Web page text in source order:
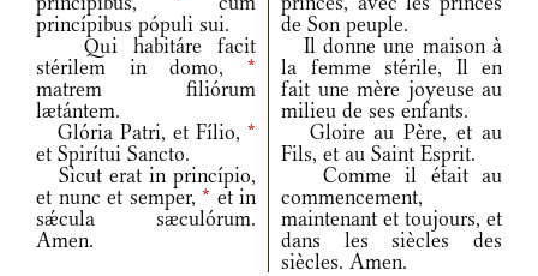
princípibus pópuli sui.
de Son peuple.
Qui habitáre facit
stérilem in domo, *
matrem filiórum
lætántem.
Il donne une maison à
la femme stérile, Il en
fait une mère joyeuse au
milieu de ses enfants.
Glória Patri, et Fílio, *
et Spirítui Sancto.
Gloire au Père, et au
Fils, et au Saint Esprit.
Sicut erat in princípio,
et nunc et semper, * et in
sǽcula sæculórum.
Amen.
Comme il était au
commencement,
maintenant et toujours, et
dans les siècles des
siècles. Amen.